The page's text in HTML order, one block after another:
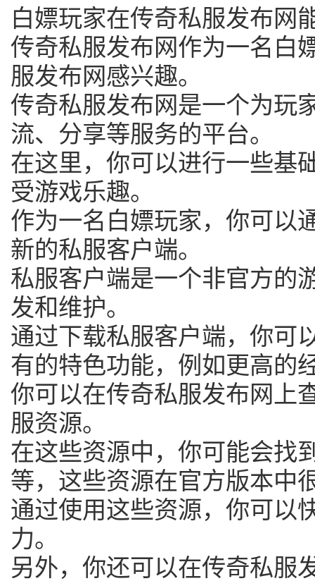
白嫖玩家在传奇私服发布网
传奇私服发布网作为一名白
服发布网感兴趣。
传奇私服发布网是一个为玩
流、分享等服务的平台。
在这里，你可以进行一些基
受游戏乐趣。
作为一名白嫖玩家，你可以
新的私服客户端。
私服客户端是一个非官方的
发和维护。
通过下载私服客户端，你可
有的特色功能，例如更高的
你可以在传奇私服发布网上
服资源。
在这些资源中，你可能会找
等，这些资源在官方版本中
通过使用这些资源，你可以
力。
另外，你还可以在传奇私服